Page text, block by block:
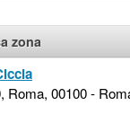
zona
Roma, 00100 -